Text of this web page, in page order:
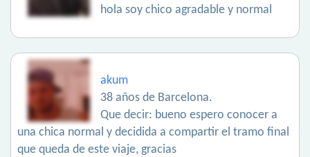
hola soy chico agradable y normal
akum
38 años de Barcelona.
Que decir: bueno espero conocer a
una chica normal y decidida a compartir el tramo final
que queda de este viaje, gracias